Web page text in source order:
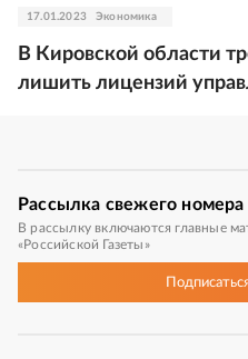
17.01.2023 Экономика
В Кировской области
лишить лицензий
Рассылка свежего номера
В рассылку включаются главные
«Российской Газеты»